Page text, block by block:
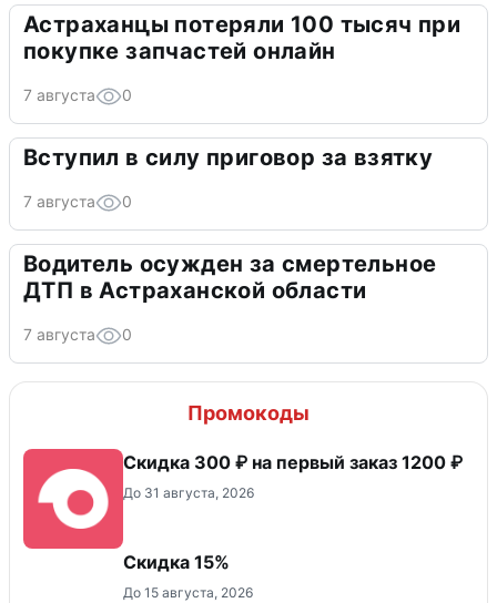
Астраханцы потеряли 100 тысяч при
покупке запчастей онлайн
7 августа 0
Вступил в силу приговор за взятку
7 августа 0
Водитель осужден за смертельное
ДТП в Астраханской области
7 августа 0
Промокоды
Скидка 300 ₽ на первый заказ 1200 ₽
До 31 августа, 2026
Скидка 15%
До 15 августа, 2026